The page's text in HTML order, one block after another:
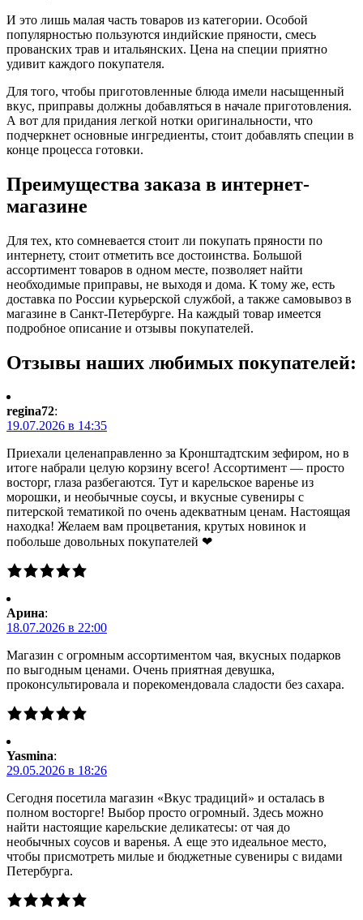
И это лишь малая часть товаров из категории. Особой
популярностью пользуются индийские пряности, смесь
прованских трав и итальянских. Цена на специи приятно
удивит каждого покупателя.
Для того, чтобы приготовленные блюда имели насыщенный
вкус, приправы должны добавляться в начале приготовления.
А вот для придания легкой нотки оригинальности, что
подчеркнет основные ингредиенты, стоит добавлять специи в
конце процесса готовки.
Преимущества заказа в интернет-
магазине
Для тех, кто сомневается стоит ли покупать пряности по
интернету, стоит отметить все достоинства. Большой
ассортимент товаров в одном месте, позволяет найти
необходимые приправы, не выходя и дома. К тому же, есть
доставка по России курьерской службой, а также самовывоз в
магазине в Санкт-Петербурге. На каждый товар имеется
подробное описание и отзывы покупателей.
Отзывы наших любимых покупателей:
regina72:
19.07.2026 в 14:35
Приехали целенаправленно за Кронштадтским зефиром, но в
итоге набрали целую корзину всего! Ассортимент — просто
восторг, глаза разбегаются. Тут и карельское варенье из
морошки, и необычные соусы, и вкусные сувениры с
питерской тематикой по очень адекватным ценам. Настоящая
находка! Желаем вам процветания, крутых новинок и
побольше довольных покупателей ❤
Арина:
18.07.2026 в 22:00
Магазин с огромным ассортиментом чая, вкусных подарков
по выгодным ценами. Очень приятная девушка,
проконсультировала и порекомендовала сладости без сахара.
Yasmina:
29.05.2026 в 18:26
Сегодня посетила магазин «Вкус традиций» и осталась в
полном восторге! Выбор просто огромный. Здесь можно
найти настоящие карельские деликатесы: от чая до
необычных соусов и варенья. А еще это идеальное место,
чтобы присмотреть милые и бюджетные сувениры с видами
Петербурга.